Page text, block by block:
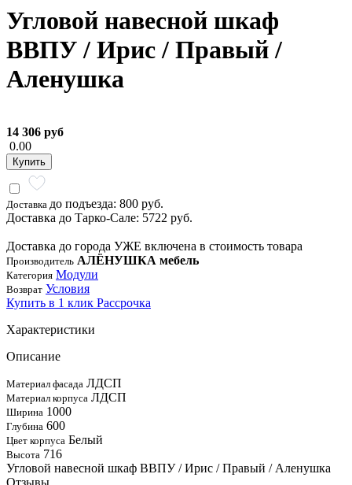
Угловой навесной шкаф
ВВПУ / Ирис / Правый /
Аленушка
14 306 руб
0.00
Купить
Доставка до подъезда: 800 руб.
Доставка до Тарко-Сале: 5722 руб.
Доставка до города УЖЕ включена в стоимость товара
Производитель АЛЁНУШКА мебель
Категория Модули
Возврат Условия
Купить в 1 клик Рассрочка
Характеристики
Описание
Материал фасада ЛДСП
Материал корпуса ЛДСП
Ширина 1000
Глубина 600
Цвет корпуса Белый
Высота 716
Угловой навесной шкаф ВВПУ / Ирис / Правый / Аленушка
Отзывы